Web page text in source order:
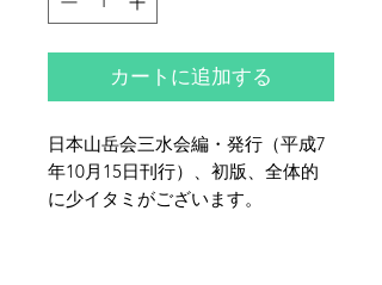
カートに追加する
日本山岳会三水会編・発行（平成7
年10月15日刊行）、初版、全体的
に少イタミがございます。